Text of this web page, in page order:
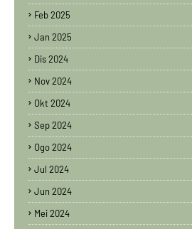
Feb 2025
Jan 2025
Dis 2024
Nov 2024
Okt 2024
Sep 2024
Ogo 2024
Jul 2024
Jun 2024
Mei 2024